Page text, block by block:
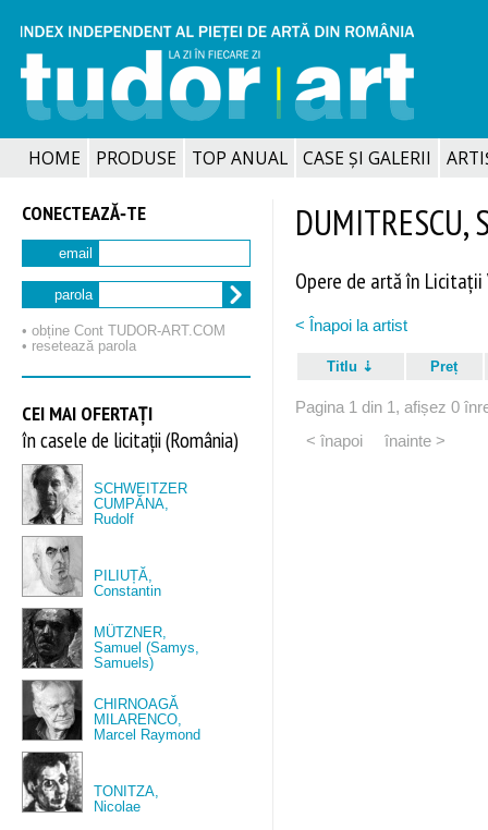
HOME PRODUSE TOP ANUAL CASE ȘI GALERII
CONECTEAZĂ‑TE
email
parola
• obține Cont TUDOR‑ART.COM
• resetează parola
CEI MAI OFERTAȚI
în casele de licitații (România)
SCHWEITZER
CUMPĂNA,
Rudolf
PILIUȚĂ,
Constantin
MÜTZNER,
Samuel (Samys,
Samuels)
CHIRNOAGĂ
MILARENCO,
Marcel Raymond
TONITZA,
Nicolae
DUMITRESCU,
Opere de artă în
< Înapoi la artist
Titlu Preț
Pagina 1 din 1, afișez 0
< înapoi
înainte >